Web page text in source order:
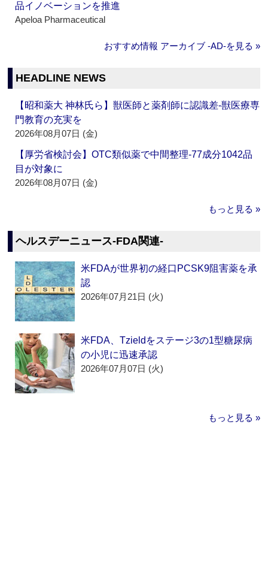
品イノベーションを推進
Apeloa Pharmaceutical
おすすめ情報 アーカイブ ‐AD‐を見る »
HEADLINE NEWS
【昭和薬大 神林氏ら】獣医師と薬剤師に認識差‐獣医療専
門教育の充実を
2026年08月07日 (金)
【厚労省検討会】OTC類似薬で中間整理‐77成分1042品
目が対象に
2026年08月07日 (金)
もっと見る »
ヘルスデーニュース‐FDA関連‐
米FDAが世界初の経口PCSK9阻害薬を承
認
2026年07月21日 (火)
米FDA、Tzieldをステージ3の1型糖尿病
の小児に迅速承認
2026年07月07日 (火)
もっと見る »